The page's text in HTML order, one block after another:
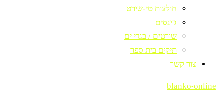
חולצות טי-שירט
ג'ינסים
שורטים / בגדי ים
תיקים בית ספר
צור קשר
blanko-online